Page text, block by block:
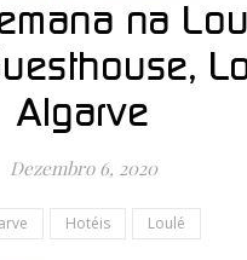
na
Algarve
Dezembro 6, 2020
Hotéis Loulé